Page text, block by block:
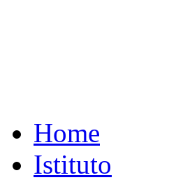
Home
Istituto